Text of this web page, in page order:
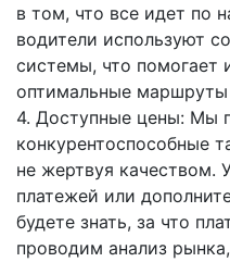
в том, что все идет по
водители используют
системы, что помогает
оптимальные маршруты
4. Доступные цены: Мы
конкурентоспособные
не жертвуя качеством.
платежей или
будете знать, за что
проводим анализ